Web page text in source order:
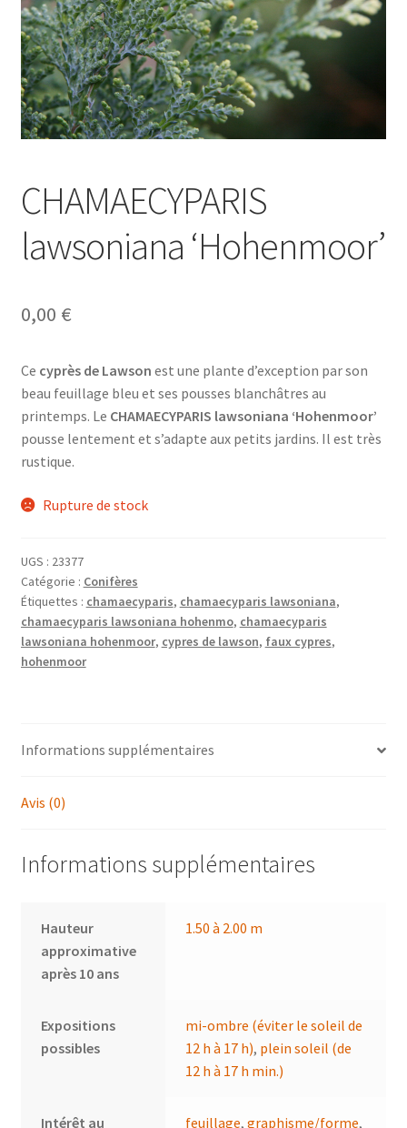
CHAMAECYPARIS
lawsoniana ‘Hohenmoor’
0,00 €
Ce cyprès de Lawson est une plante d’exception par son
beau feuillage bleu et ses pousses blanchâtres au
printemps. Le CHAMAECYPARIS lawsoniana ‘Hohenmoor’
pousse lentement et s’adapte aux petits jardins. Il est très
rustique.
Rupture de stock
UGS : 23377
Catégorie : Conifères
Étiquettes : chamaecyparis, chamaecyparis lawsoniana,
chamaecyparis lawsoniana hohenmo, chamaecyparis
lawsoniana hohenmoor, cypres de lawson, faux cypres,
hohenmoor
Informations supplémentaires
Avis (0)
Informations supplémentaires
Hauteur
approximative
après 10 ans
1.50 à 2.00 m
Expositions
possibles
mi-ombre (éviter le soleil de
12 h à 17 h), plein soleil (de
12 h à 17 h min.)
Intérêt au
feuillage,graphisme/forme,